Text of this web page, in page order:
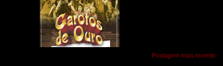
Postagem mais recente